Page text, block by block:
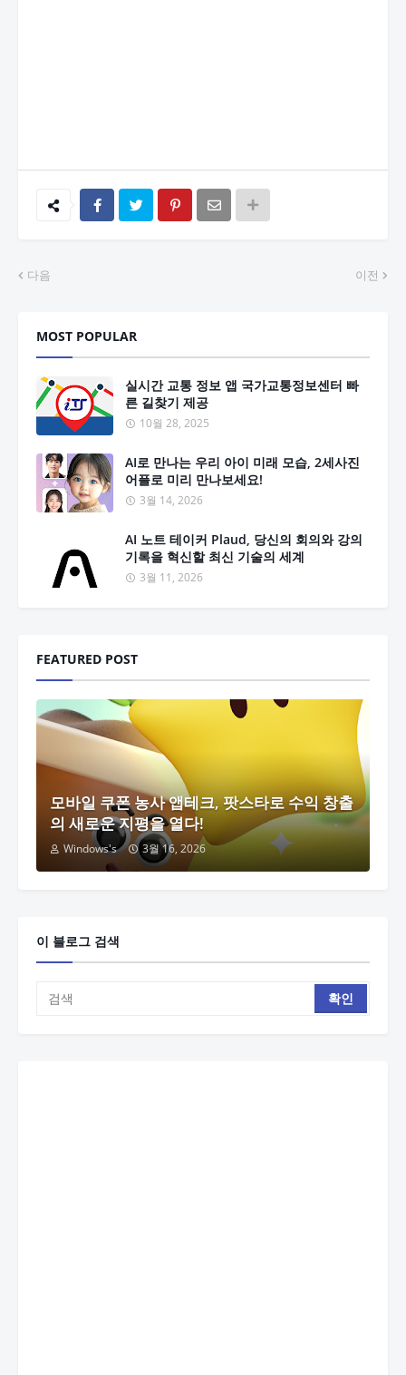
다음 이전
MOST POPULAR
실시간 교통 정보 앱 국가교통정보센터 빠
른 길찾기 제공
10월 28, 2025
AI로 만나는 우리 아이 미래 모습, 2세사진
어플로 미리 만나보세요!
3월 14, 2026
AI 노트 테이커 Plaud, 당신의 회의와 강의
기록을 혁신할 최신 기술의 세계
3월 11, 2026
FEATURED POST
모바일 쿠폰 농사 앱테크, 팟스타로 수익 창출
의 새로운 지평을 열다!
Windows's 3월 16, 2026
이 블로그 검색